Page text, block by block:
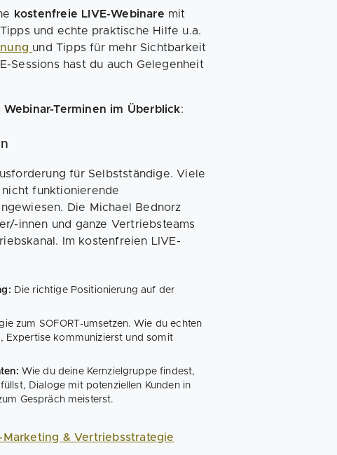
kostenfreie LIVE-Webinare mit
und echte praktische Hilfe u.a.
und Tipps für mehr Sichtbarkeit
Sessions hast du auch Gelegenheit
Terminen im Überblick:
für Selbstständige. Viele
funktionierende
Die Michael Bednorz
innen und ganze Vertriebsteams
Im kostenfreien LIVE-
Die richtige Positionierung auf der
zum SOFORT-umsetzen. Wie du echten
Expertise kommunizierst und somit
Wie du deine Kernzielgruppe findest,
Dialoge mit potenziellen Kunden in
Gespräch meisterst.
& Vertriebsstrategie